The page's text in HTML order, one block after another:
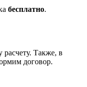
бесплатно.
расчету. Также, в
договор.